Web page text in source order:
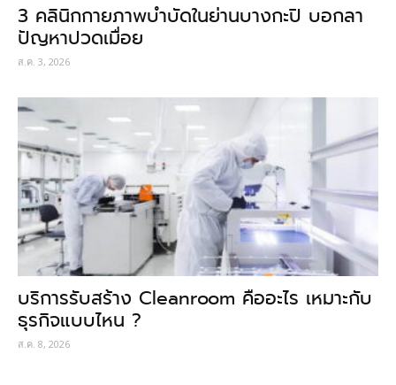
3 คลินิกกายภาพบำบัดในย่านบางกะปิ บอกลา
ปัญหาปวดเมื่อย
ส.ค. 3, 2026
บริการรับสร้าง Cleanroom คืออะไร เหมาะกับ
ธุรกิจแบบไหน ?
ส.ค. 8, 2026